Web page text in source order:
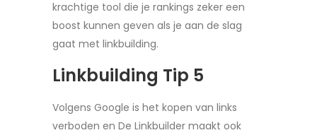
krachtige tool die je rankings zeker een
boost kunnen geven als je aan de slag
gaat met linkbuilding.
Linkbuilding Tip 5
Volgens Google is het kopen van links
verboden en De Linkbuilder maakt ook